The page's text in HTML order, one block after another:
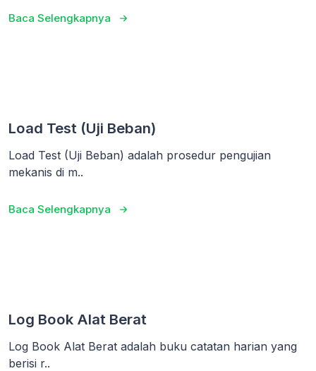
Baca Selengkapnya
Load Test (Uji Beban)
Load Test (Uji Beban) adalah prosedur pengujian
mekanis di m..
Baca Selengkapnya
Log Book Alat Berat
Log Book Alat Berat adalah buku catatan harian yang
berisi r..